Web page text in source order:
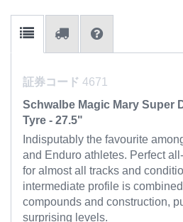
証券コード 4671
Schwalbe Magic Mary Super
Tyre - 27.5"
Indisputably the favourite
and Enduro athletes. Perfect
for almost all tracks and
intermediate profile is
compounds and construction,
surprising levels.